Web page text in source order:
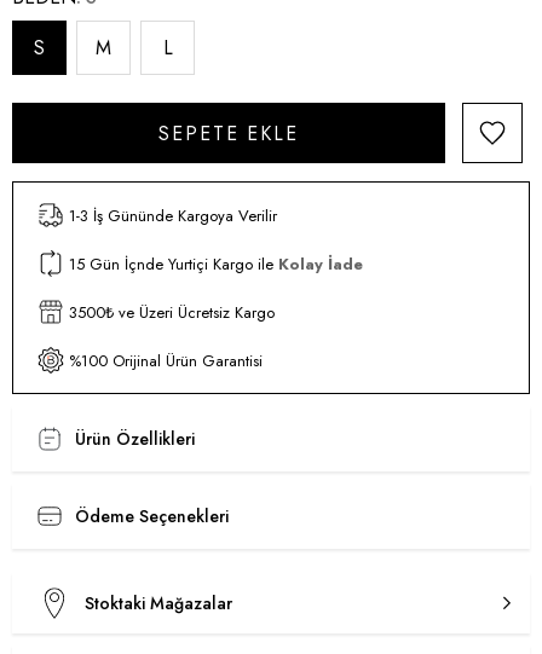
S
M L
1-3 İş Gününde Kargoya Verilir
15 Gün İçnde Yurtiçi Kargo ile Kolay İade
3500₺ ve Üzeri Ücretsiz Kargo
%100 Orijinal Ürün Garantisi
Ürün Özellikleri
Ödeme Seçenekleri
Stoktaki Mağazalar